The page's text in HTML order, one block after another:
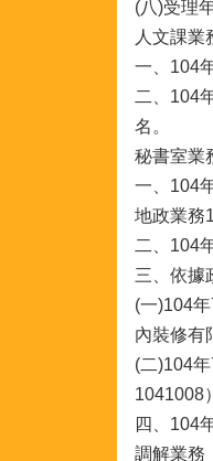
(八)受理
人文課業
一、104
二、104
名。
秘書室業
一、104
地政業務
二、104
三、依據
(一)104
內裝修有
(二)104
1041008
四、104
調解業務